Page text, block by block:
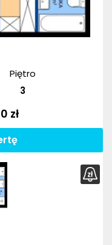
Piętro
3
zł